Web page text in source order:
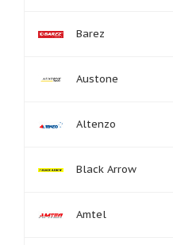
Barez
Austone
Altenzo
Black Arrow
Amtel